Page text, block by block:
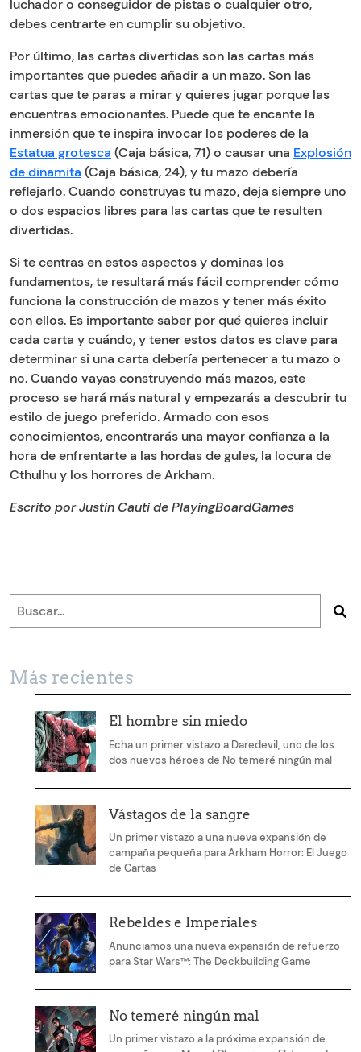
luchador o conseguidor de pistas o cualquier otro,
debes centrarte en cumplir su objetivo.
Por último, las cartas divertidas son las cartas más
importantes que puedes añadir a un mazo. Son las
cartas que te paras a mirar y quieres jugar porque las
encuentras emocionantes. Puede que te encante la
inmersión que te inspira invocar los poderes de la
Estatua grotesca (Caja básica, 71) o causar una Explosión
de dinamita (Caja básica, 24), y tu mazo debería
reflejarlo. Cuando construyas tu mazo, deja siempre uno
o dos espacios libres para las cartas que te resulten
divertidas.
Si te centras en estos aspectos y dominas los
fundamentos, te resultará más fácil comprender cómo
funciona la construcción de mazos y tener más éxito
con ellos. Es importante saber por qué quieres incluir
cada carta y cuándo, y tener estos datos es clave para
determinar si una carta debería pertenecer a tu mazo o
no. Cuando vayas construyendo más mazos, este
proceso se hará más natural y empezarás a descubrir tu
estilo de juego preferido. Armado con esos
conocimientos, encontrarás una mayor confianza a la
hora de enfrentarte a las hordas de gules, la locura de
Cthulhu y los horrores de Arkham.
Escrito por Justin Cauti de PlayingBoardGames
Más recientes
El hombre sin miedo
Echa un primer vistazo a Daredevil, uno de los
dos nuevos héroes de No temeré ningún mal
Vástagos de la sangre
Un primer vistazo a una nueva expansión de
campaña pequeña para Arkham Horror: El Juego
de Cartas
Rebeldes e Imperiales
Anunciamos una nueva expansión de refuerzo
para Star Wars™: The Deckbuilding Game
No temeré ningún mal
Un primer vistazo a la próxima expansión de